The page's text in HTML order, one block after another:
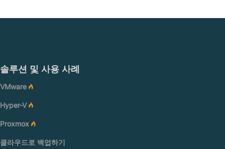
솔루션 및 사용 사례
VMware
Hyper-V
Proxmox
클라우드로 백업하기